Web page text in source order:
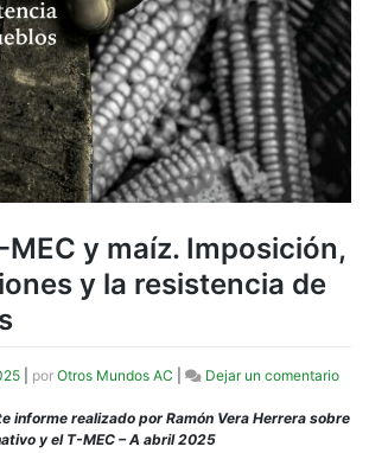
y maíz. Imposición,
y la resistencia de
por Otros Mundos AC Dejar un comentarioen
T-
informe realizado por Ramón Vera Herrera sobre
y el T-MEC – A abril 2025